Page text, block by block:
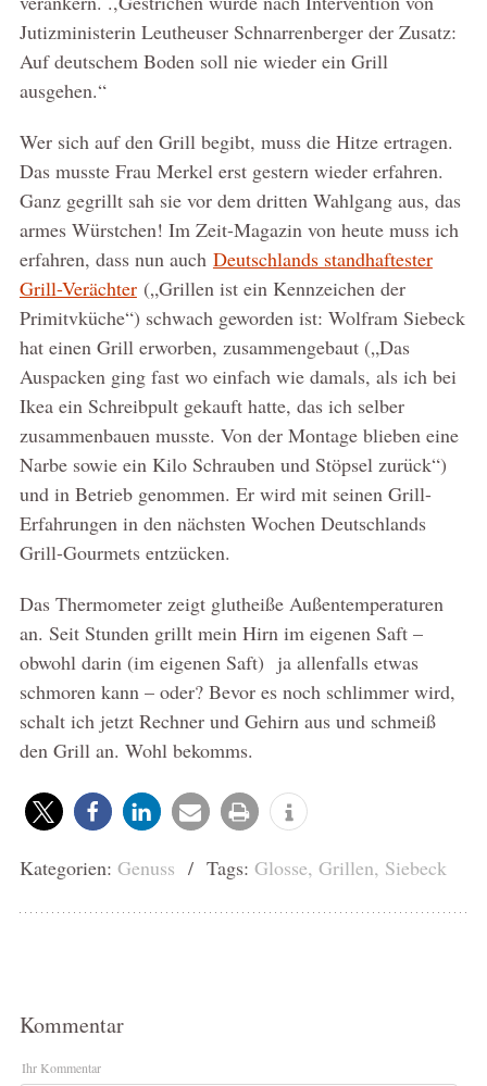
Jutizministerin Leutheuser Schnarrenberger der Zusatz:
Auf deutschem Boden soll nie wieder ein Grill
ausgehen.“
Wer sich auf den Grill begibt, muss die Hitze ertragen.
Das musste Frau Merkel erst gestern wieder erfahren.
Ganz gegrillt sah sie vor dem dritten Wahlgang aus, das
armes Würstchen! Im Zeit-Magazin von heute muss ich
erfahren, dass nun auch Deutschlands standhaftester
Grill-Verächter(„Grillen ist ein Kennzeichen der
Primitvküche“) schwach geworden ist: Wolfram Siebeck
hat einen Grill erworben, zusammengebaut („Das
Auspacken ging fast wo einfach wie damals, als ich bei
Ikea ein Schreibpult gekauft hatte, das ich selber
zusammenbauen musste. Von der Montage blieben eine
Narbe sowie ein Kilo Schrauben und Stöpsel zurück“)
und in Betrieb genommen. Er wird mit seinen Grill-
Erfahrungen in den nächsten Wochen Deutschlands
Grill-Gourmets entzücken.
Das Thermometer zeigt glutheiße Außentemperaturen
an. Seit Stunden grillt mein Hirn im eigenen Saft –
obwohl darin (im eigenen Saft) ja allenfalls etwas
schmoren kann – oder? Bevor es noch schlimmer wird,
schalt ich jetzt Rechner und Gehirn aus und schmeiß
den Grill an. Wohl bekomms.
Kategorien: Genuss / Tags: Glosse, Grillen, Siebeck
Kommentar
Ihr Kommentar